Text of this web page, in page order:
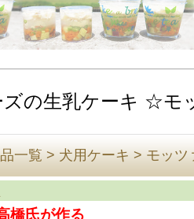
ズの生乳ケーキ ☆
一覧 > 犬用ケーキ > モッツ
橋氏が作る